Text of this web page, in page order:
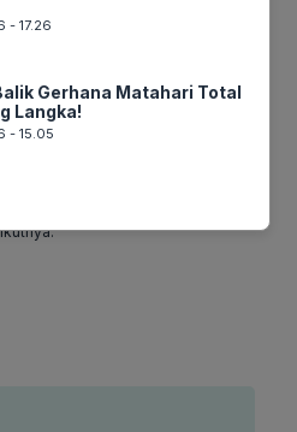
17.26
Gerhana Matahari Total
Langka!
- 15.05